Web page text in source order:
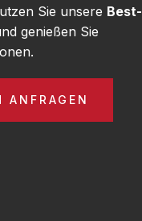
Sie unsere Best-
genießen Sie
ANFRAGEN